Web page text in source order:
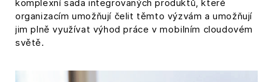
komplexní sada integrovaných produktů, které
organizacím umožňují čelit těmto výzvám a umožňují
jim plně využívat výhod práce v mobilním cloudovém
světě.